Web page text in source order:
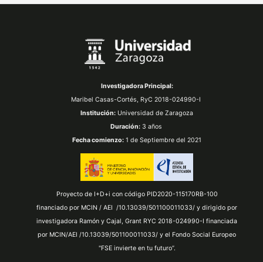
Investigadora Principal:
Maribel Casas-Cortés, RyC 2018-024990-I
Institución: Universidad de Zaragoza
Duración:3 años
Fecha comienzo: 1 de Septiembre del 2021
Proyecto de I+D+i con código PID2020-115170RB-100
financiado por MCIN / AEI /10.13039/501100011033/ y dirigido por
investigadora Ramón y Cajal, Grant RYC 2018-024990-I financiada
por MCIN/AEI /10.13039/501100011033/ y el Fondo Social Europeo
"FSE invierte en tu futuro”.